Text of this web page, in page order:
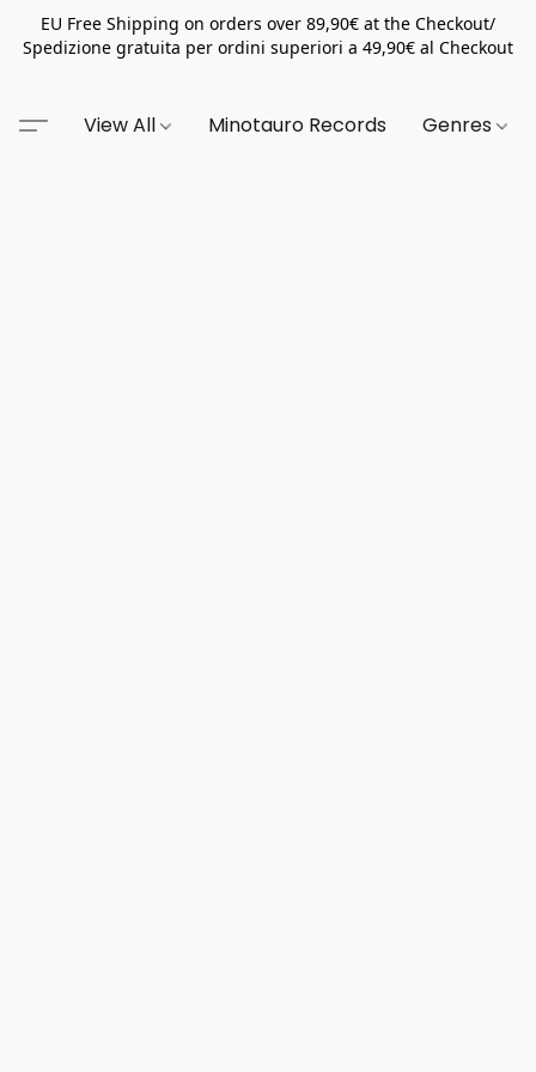
EU Free Shipping on orders over 89,90€ at the Checkout/
Spedizione gratuita per ordini superiori a 49,90€ al Checkout
View All Minotauro Records Genres